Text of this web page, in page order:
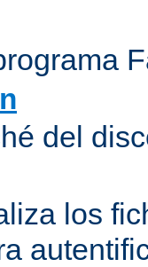
del
los